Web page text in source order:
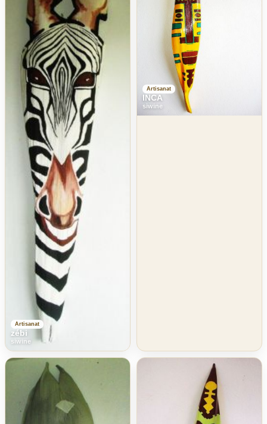
Artisanat
zébi
siwine
Artisanat
INCA
siwine